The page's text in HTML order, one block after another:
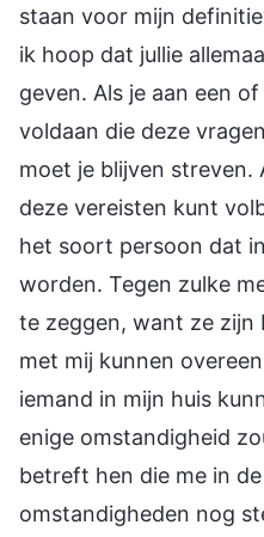
staan voor mijn
ik hoop dat jullie
geven. Als je aan een
voldaan die deze
moet je blijven streven.
deze vereisten kunt
het soort persoon dat
worden. Tegen zulke
te zeggen, want ze zijn
met mij kunnen
iemand in mijn huis
enige omstandigheid
betreft hen die me in
omstandigheden nog